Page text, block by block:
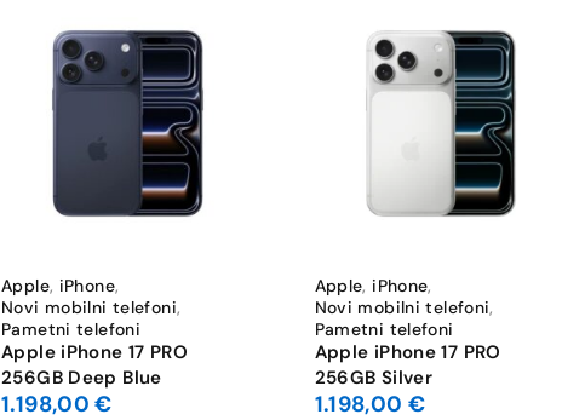
Apple, iPhone,
Novi mobilni telefoni,
Pametni telefoni
Apple iPhone 17 PRO
256GB Deep Blue
1.198,00€
Apple, iPhone,
Novi mobilni telefoni,
Pametni telefoni
Apple iPhone 17 PRO
256GB Silver
1.198,00 €